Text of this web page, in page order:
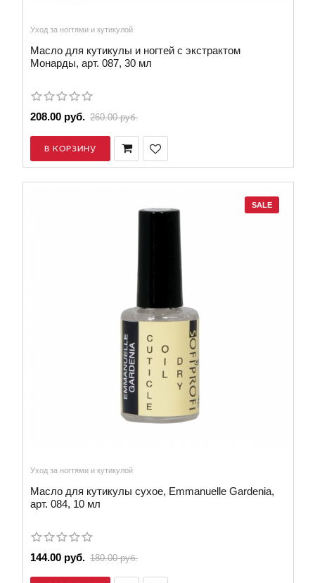
Уход за ногтями и кутикулой
Масло для кутикулы и ногтей с экстрактом
Монарды, арт. 087, 30 мл
208.00 руб. 260.00 руб.
В КОРЗИНУ
SALE
Уход за ногтями и кутикулой
Масло для кутикулы сухое, Emmanuelle Gardenia,
арт. 084, 10 мл
144.00 руб. 180.00 руб.